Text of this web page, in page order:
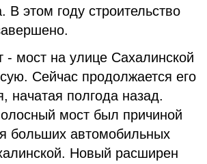
В этом году строительство
- мост на улице Сахалинской
Сейчас продолжается его
начатая полгода назад.
мост был причиной
больших автомобильных
Новый расширен